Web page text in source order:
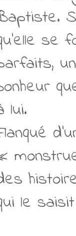
se
lui.
le